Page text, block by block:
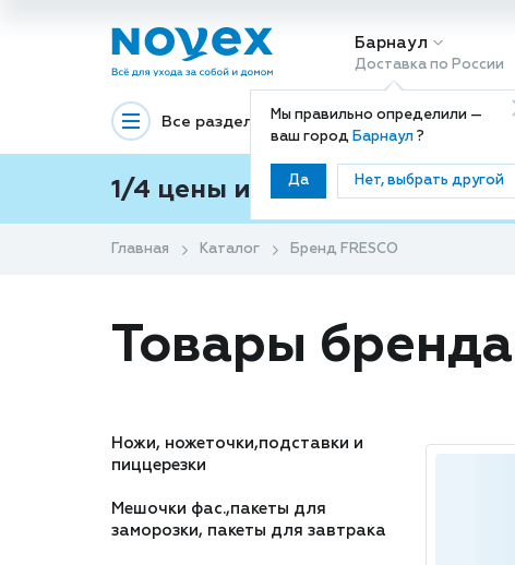
Барнаул
Доставка по России
Мы правильно определили —
ваш город Барнаул?
Да Нет, выбрать другой
Все разделы Декоративная косметика
1/4 цены и покупки ваши с
Главная Каталог Бренд FRESCO
Товары бренда
Ножи, ножеточки,подставки и
пиццерезки
Мешочки фас.,пакеты для
заморозки, пакеты для завтрака